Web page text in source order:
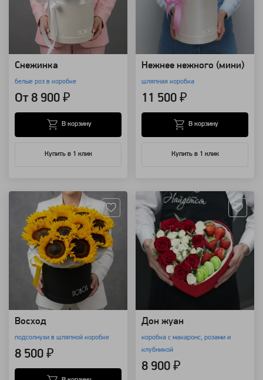
Снежинка
белые роз в коробке
От 8 900 ₽
Купить в 1 клик
В корзину
Нежнее нежного (мини)
шляпная коробка
11 500 ₽
Купить в 1 клик
В корзину
Восход
подсолнухи в шляпной коробке
8 500 ₽
Дон жуан
коробка с макаронс, розами и
клубникой
8 900 ₽